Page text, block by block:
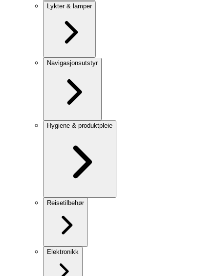
Lykter & lamper
Navigasjonsutstyr
Hygiene & produktpleie
Reisetilbehør
Elektronikk